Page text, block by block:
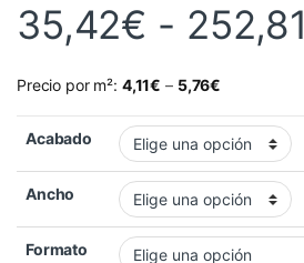
35,42€ - 252,81
Precio por m²: 4,11€ – 5,76€
Acabado
Ancho
Formato